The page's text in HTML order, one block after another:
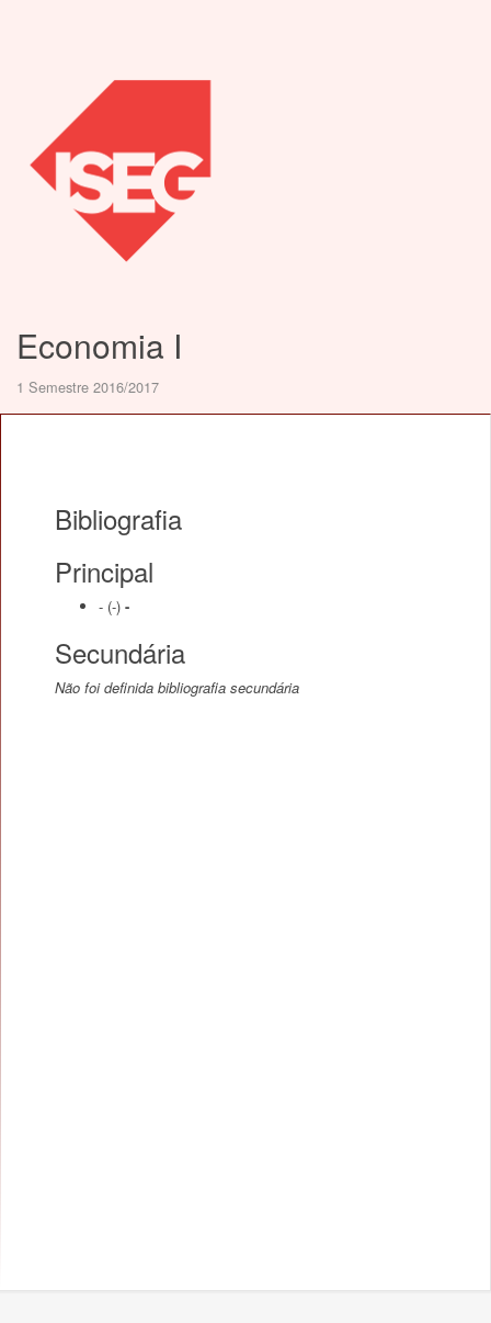
Economia I
1 Semestre 2016/2017
Bibliografia
Principal
- (-) -
Secundária
Não foi definida bibliografia secundária